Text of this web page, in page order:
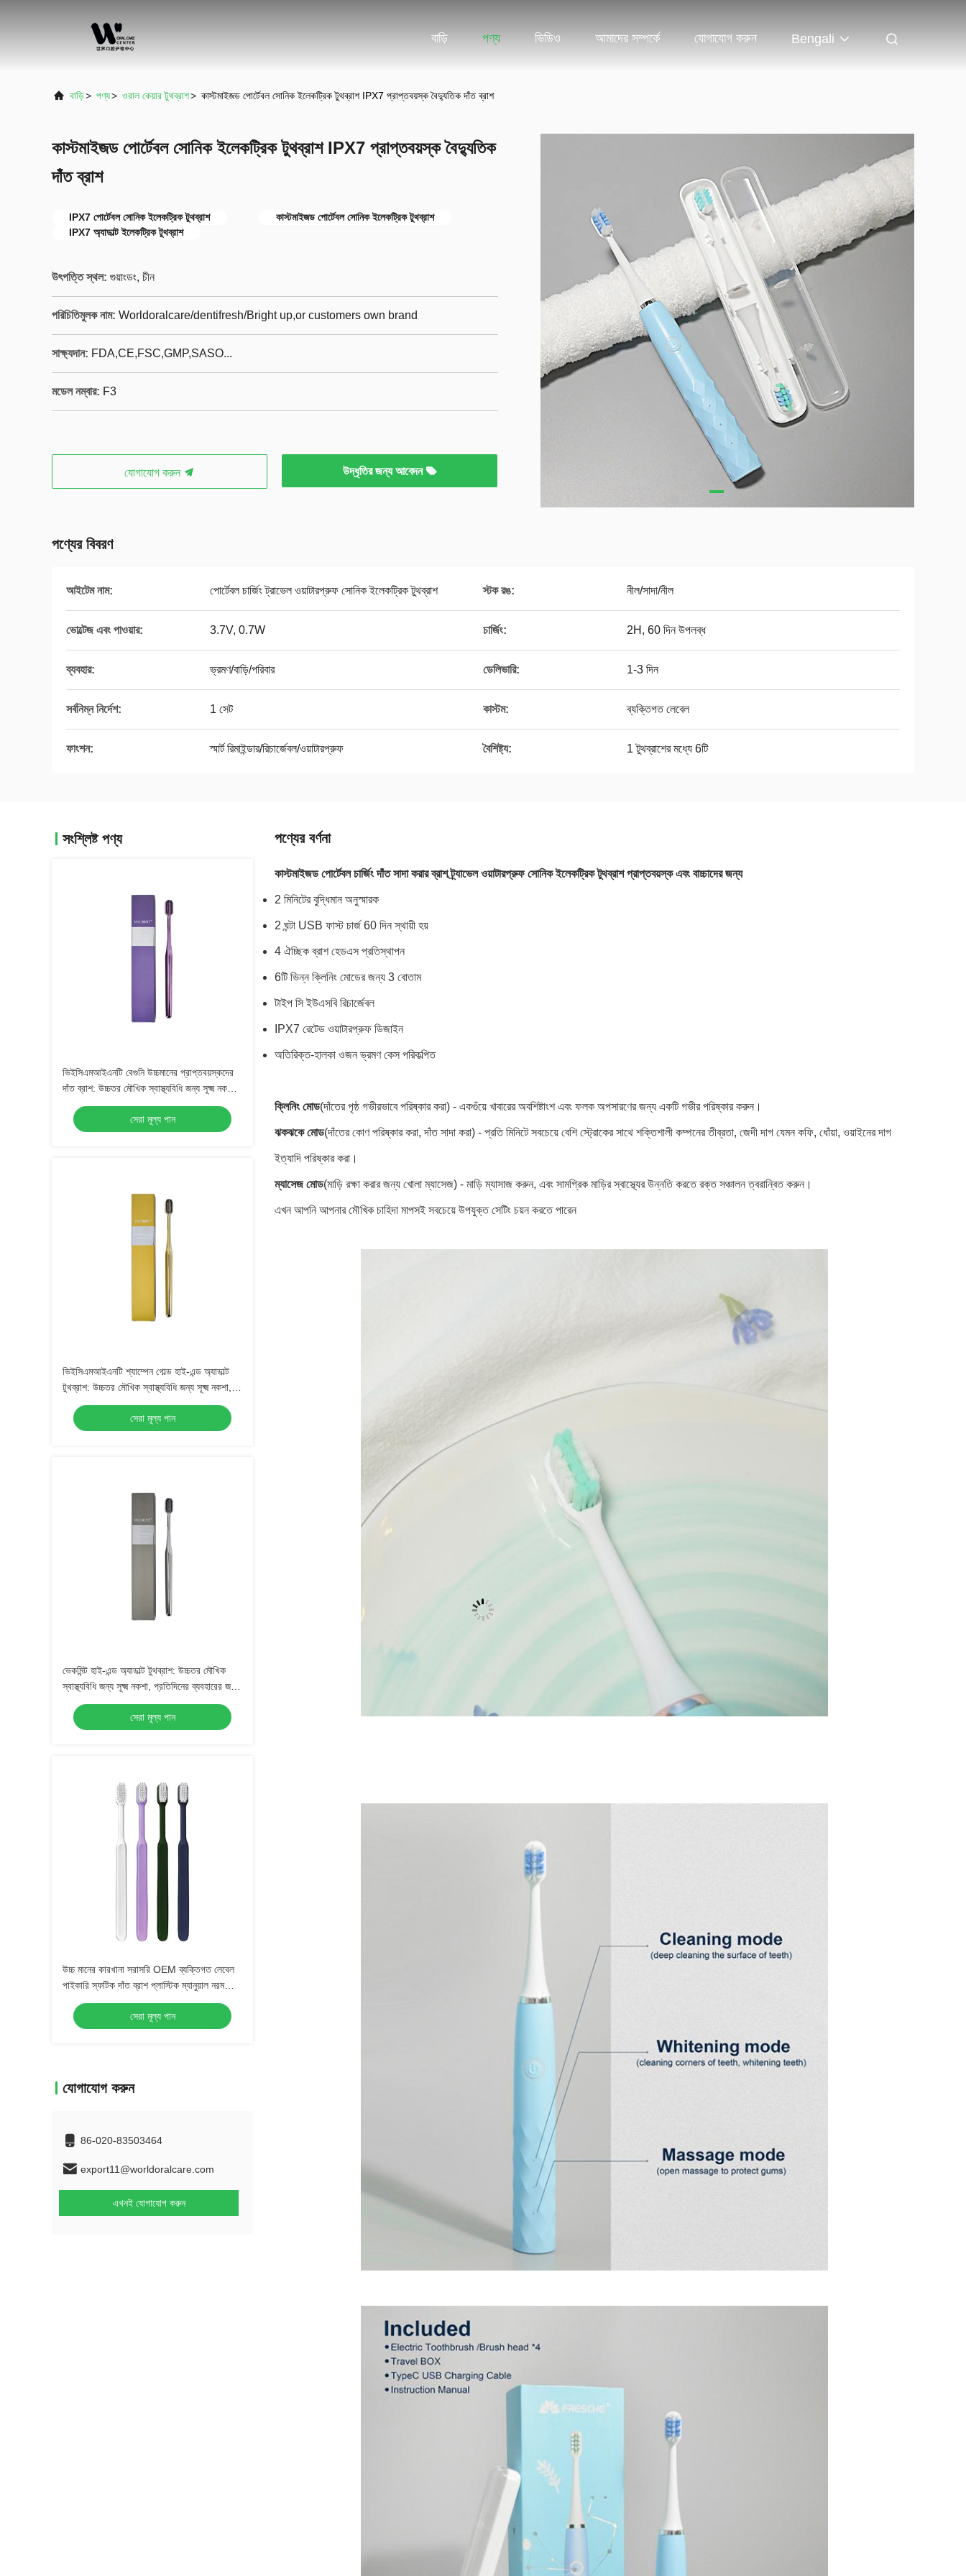
বাড়ি পণ্য ভিডিও আমাদের সম্পর্কে যোগাযোগ করুন Bengali
বাড়ি> পণ্য> ওরাল কেয়ার টুথব্রাশ> কাস্টমাইজড পোর্টেবল সোনিক ইলেকট্রিক টুথব্রাশ IPX7 প্রাপ্তবয়স্ক বৈদ্যুতিক দাঁত ব্রাশ
কাস্টমাইজড পোর্টেবল সোনিক ইলেকট্রিক টুথব্রাশ IPX7 প্রাপ্তবয়স্ক বৈদ্যুতিক
দাঁত ব্রাশ
IPX7 পোর্টেবল সোনিক ইলেকট্রিক টুথব্রাশ
কাস্টমাইজড পোর্টেবল সোনিক ইলেকট্রিক টুথব্রাশ
IPX7 অ্যাডাল্ট ইলেকট্রিক টুথব্রাশ
উৎপত্তি স্থল: গুয়াংডং, চীন
পরিচিতিমুলক নাম: Worldoralcare/dentifresh/Bright up,or customers own brand
সাক্ষ্যদান: FDA,CE,FSC,GMP,SASO...
মডেল নম্বার: F3
যোগাযোগ করুন উদ্ধৃতির জন্য আবেদন
পণ্যের বিবরণ
আইটেম নাম: পোর্টেবল চার্জিং ট্রাভেল ওয়াটারপ্রুফ সোনিক ইলেকট্রিক টুথব্রাশ স্টক রঙ: নীল/সাদা/নীল
ভোল্টেজ এবং পাওয়ার: 3.7V, 0.7W চার্জিং: 2H, 60 দিন উপলব্ধ
ব্যবহার: ভ্রমণ/বাড়ি/পরিবার ডেলিভারি: 1-3 দিন
সর্বনিম্ন নির্দেশ: 1 সেট কাস্টম: ব্যক্তিগত লেবেল
ফাংশন: স্মার্ট রিমাইন্ডার/রিচার্জেবল/ওয়াটারপ্রুফ বৈশিষ্ট্য: 1 টুথব্রাশের মধ্যে 6টি
সংশ্লিষ্ট পণ্য
ভিইসিএমআইএনটি বেগুনি উচ্চমানের প্রাপ্তবয়স্কদের
দাঁত ব্রাশ: উচ্চতর মৌখিক স্বাস্থ্যবিধি জন্য সূক্ষ্ম নকশা,
প্রতিদিনের ব্যবহারের জন্য নিখুঁত
সেরা মূল্য পান
ভিইসিএমআইএনটি শ্যাম্পেন গোল্ড হাই-এন্ড অ্যাডাল্ট
টুথব্রাশ: উচ্চতর মৌখিক স্বাস্থ্যবিধি জন্য সূক্ষ্ম নকশা,
প্রতিদিনের ব্যবহারের জন্য নিখুঁত
সেরা মূল্য পান
ভেকমিন্ট হাই-এন্ড অ্যাডাল্ট টুথব্রাশ: উচ্চতর মৌখিক
স্বাস্থ্যবিধি জন্য সূক্ষ্ম নকশা, প্রতিদিনের ব্যবহারের জন্য
সেরা মূল্য পান
উচ্চ মানের কারখানা সরাসরি OEM ব্যক্তিগত লেবেল
পাইকারি স্ফটিক দাঁত ব্রাশ প্লাস্টিক ম্যানুয়াল নরম
bristle প্রাপ্তবয়স্ক দাঁত ব্রাশ
সেরা মূল্য পান
যোগাযোগ করুন
86-020-83503464
export11@worldoralcare.com
এখনই যোগাযোগ করুন
পণ্যের বর্ণনা
কাস্টমাইজড পোর্টেবল চার্জিং দাঁত সাদা করার ব্রাশ ট্র্যাভেল ওয়াটারপ্রুফ সোনিক ইলেকট্রিক টুথব্রাশ প্রাপ্তবয়স্ক এবং বাচ্চাদের জন্য
2 মিনিটের বুদ্ধিমান অনুস্মারক
2 ঘন্টা USB ফাস্ট চার্জ 60 দিন স্থায়ী হয়
4 ঐচ্ছিক ব্রাশ হেডএস প্রতিস্থাপন
6টি ভিন্ন ক্লিনিং মোডের জন্য 3 বোতাম
টাইপ সি ইউএসবি রিচার্জেবল
IPX7 রেটেড ওয়াটারপ্রুফ ডিজাইন
অতিরিক্ত-হালকা ওজন ভ্রমণ কেস পরিকল্পিত
ক্লিনিং মোড(দাঁতের পৃষ্ঠ গভীরভাবে পরিষ্কার করা) - একগুঁয়ে খাবারের অবশিষ্টাংশ এবং ফলক অপসারণের জন্য একটি গভীর পরিষ্কার করুন।
ঝকঝকে মোড(দাঁতের কোণ পরিষ্কার করা, দাঁত সাদা করা) - প্রতি মিনিটে সবচেয়ে বেশি স্ট্রোকের সাথে শক্তিশালী কম্পনের তীব্রতা, জেদী দাগ যেমন কফি, ধোঁয়া, ওয়াইনের দাগ
ইত্যাদি পরিষ্কার করা।
ম্যাসেজ মোড(মাড়ি রক্ষা করার জন্য খোলা ম্যাসেজ) - মাড়ি ম্যাসাজ করুন, এবং সামগ্রিক মাড়ির স্বাস্থ্যের উন্নতি করতে রক্ত ​​​​সঞ্চালন ত্বরান্বিত করুন।
এখন আপনি আপনার মৌখিক চাহিদা মাপসই সবচেয়ে উপযুক্ত সেটিং চয়ন করতে পারেন